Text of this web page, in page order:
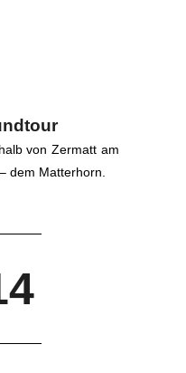
von Zermatt am
dem Matterhorn.